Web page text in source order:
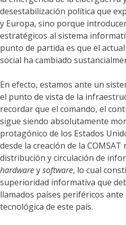
desestabilización política que
y Europa, sino porque
estratégicos al sistema
punto de partida es que el
social ha cambiado
En efecto, estamos ante un
el punto de vista de la
recordar que el comando, el
sigue siendo absolutamente
protagónico de los Estados
desde la creación de la
distribución y circulación de
hardwareysoftware, lo cual
superioridad informativa que
llamados países periféricos
tecnológica de este país.